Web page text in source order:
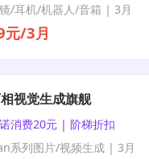
/耳机/机器人/音箱 | 3月
元/3月
视觉生成旗舰
消费20元 | 阶梯折扣
系列图片/视频生成 | 3月